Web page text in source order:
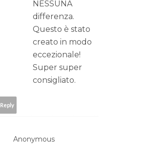
NESSUNA
differenza.
Questo è stato
creato in modo
eccezionale!
Super super
consigliato.
Reply
Anonymous